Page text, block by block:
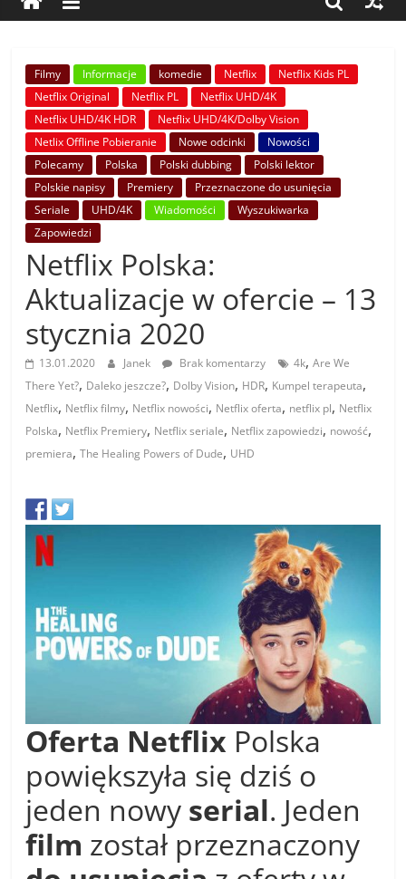
Filmy Informacje komedie Netflix
Netflix Kids PL
Netflix Original
Netflix PL
Netflix UHD/4K
Netflix UHD/4K HDR
Netflix UHD/4K/Dolby Vision
Netlix Offline Pobieranie
Nowe odcinki
Nowości
Polecamy
Polska Polski dubbing
Polski lektor
Polskie napisy
Premiery
Przeznaczone do usunięcia
Seriale
UHD/4K Wiadomości
Wyszukiwarka
Zapowiedzi
Netflix Polska:
Aktualizacje w ofercie – 13
stycznia 2020
13.01.2020 Janek Brak komentarzy 4k,Are We
There Yet?, Daleko jeszcze?, Dolby Vision, HDR, Kumpel terapeuta,
Netflix, Netflix filmy, Netflix nowości, Netflix oferta, netflix pl, Netflix
Polska, Netflix Premiery, Netflix seriale, Netflix zapowiedzi, nowość,
premiera,The Healing Powers of Dude, UHD
Oferta Netflix Polska
powiększyła się dziś o
jeden nowy serial. Jeden
film został przeznaczony